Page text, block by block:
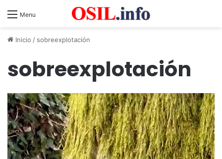
Menu
Inicio / sobreexplotación
sobreexplotación